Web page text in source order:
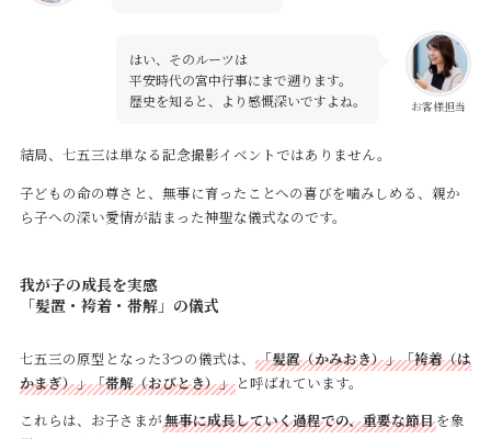
お客様担当
はい、そのルーツは
平安時代の宮中行事にまで遡ります。
歴史を知ると、より感慨深いですよね。
結局、七五三は単なる記念撮影イベントではありません。
子どもの命の尊さと、無事に育ったことへの喜びを噛みしめる、親か
ら子への深い愛情が詰まった神聖な儀式なのです。
我が子の成長を実感
「髪置・袴着・帯解」の儀式
七五三の原型となった3つの儀式は、 「髪置（かみおき）」「袴着（は
かまぎ）」「帯解（おびとき）」と呼ばれています。
これらは、お子さまが無事に成長していく過程での、重要な節目を象